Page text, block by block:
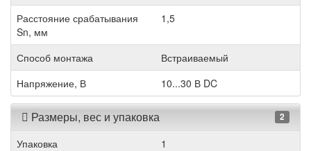
Расстояние срабатывания
Sn, мм
1,5
Способ монтажа
Встраиваемый
Напряжение, В
10...30 В DC
Размеры, вес и упаковка 2
Упаковка
1